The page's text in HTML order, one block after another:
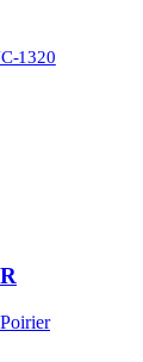
1320